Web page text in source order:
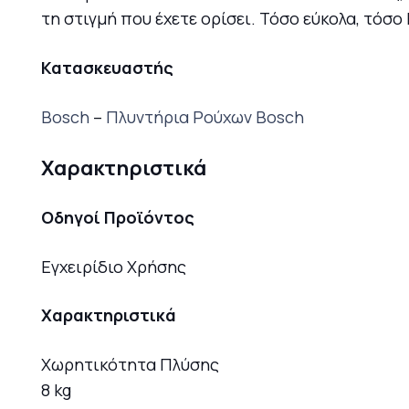
τη στιγμή που έχετε ορίσει. Τόσο εύκολα, τόσο
Κατασκευαστής
Bosch – Πλυντήρια Ρούχων Bosch
Χαρακτηριστικά
Οδηγοί Προϊόντος
Εγχειρίδιο Χρήσης
Χαρακτηριστικά
Χωρητικότητα Πλύσης
8 kg